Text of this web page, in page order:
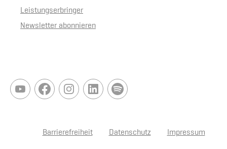
Leistungserbringer
Newsletter abonnieren
Barrierefreiheit Datenschutz Impressum